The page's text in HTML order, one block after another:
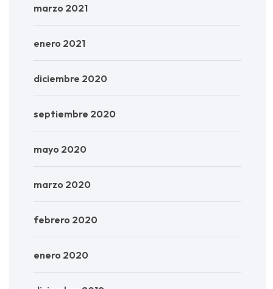
marzo 2021
enero 2021
diciembre 2020
septiembre 2020
mayo 2020
marzo 2020
febrero 2020
enero 2020